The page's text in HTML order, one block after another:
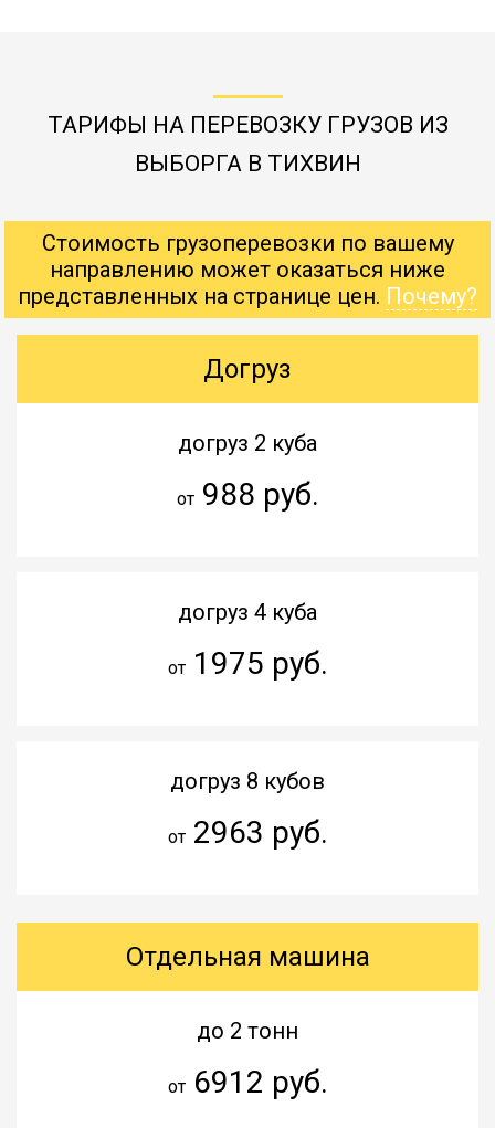
ТАРИФЫ НА ПЕРЕВОЗКУ ГРУЗОВ ИЗ
ВЫБОРГА В ТИХВИН
Стоимость грузоперевозки по вашему
направлению может оказаться ниже
представленных на странице цен. Почему?
Догруз
догруз 2 куба
от988 руб.
догруз 4 куба
от1975 руб.
догруз 8 кубов
от2963 руб.
Отдельная машина
до 2 тонн
от6912 руб.